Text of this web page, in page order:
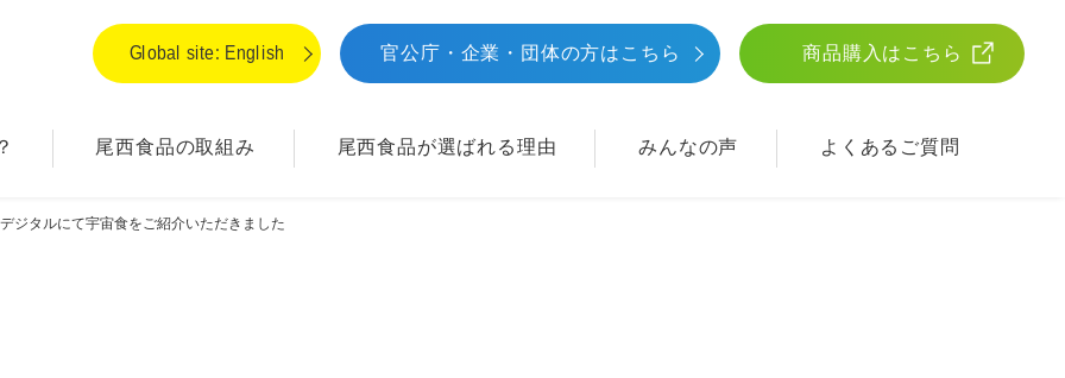
Global site: English 官公庁・企業・団体の方はこちら 商品購入はこちら
尾西食品の取組み 尾西食品が選ばれる理由 みんなの声 よくあるご質問
ジタルにて宇宙食をご紹介いただきました